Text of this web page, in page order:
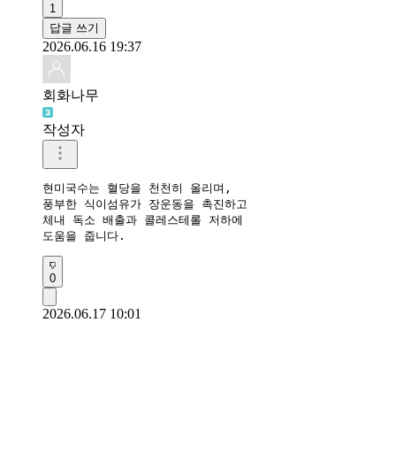
1
답글 쓰기
2026.06.16 19:37
회화나무
작성자
현미국수는 혈당을 천천히 올리며,
풍부한 식이섬유가 장운동을 촉진하고
체내 독소 배출과 콜레스테롤 저하에
도움을 줍니다.
0
2026.06.17 10:01